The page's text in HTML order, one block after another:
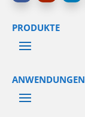
PRODUKTE
ANWENDUNGEN